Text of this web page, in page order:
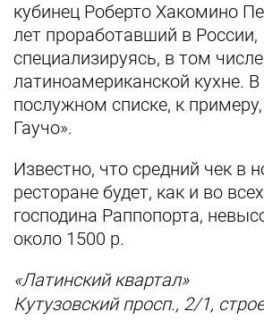
кубинец Роберто Хакомино
лет проработавший в России,
специализируясь, в том
латиноамериканской кухне. В
послужном списке, к
Гаучо».
Известно, что средний чек в
ресторане будет, как и во
господина Раппопорта,
около 1500 р.
«Латинский квартал»
Кутузовский просп., 2/1,